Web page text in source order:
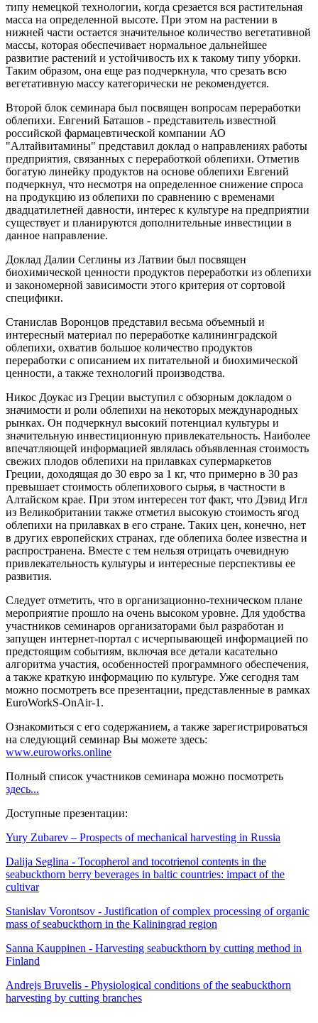
типу немецкой технологии, когда срезается вся растительная
масса на определенной высоте. При этом на растении в
нижней части остается значительное количество вегетативной
массы, которая обеспечивает нормальное дальнейшее
развитие растений и устойчивость их к такому типу уборки.
Таким образом, она еще раз подчеркнула, что срезать всю
вегетативную массу категорически не рекомендуется.
Второй блок семинара был посвящен вопросам переработки
облепихи. Евгений Баташов - представитель известной
российской фармацевтической компании АО
"Алтайвитамины" представил доклад о направлениях работы
предприятия, связанных с переработкой облепихи. Отметив
богатую линейку продуктов на основе облепихи Евгений
подчеркнул, что несмотря на определенное снижение спроса
на продукцию из облепихи по сравнению с временами
двадцатилетней давности, интерес к культуре на предприятии
существует и планируются дополнительные инвестиции в
данное направление.
Доклад Далии Сеглины из Латвии был посвящен
биохимической ценности продуктов переработки из облепихи
и закономерной зависимости этого критерия от сортовой
специфики.
Станислав Воронцов представил весьма объемный и
интересный материал по переработке калининградской
облепихи, охватив большое количество продуктов
переработки с описанием их питательной и биохимической
ценности, а также технологий производства.
Никос Доукас из Греции выступил с обзорным докладом о
значимости и роли облепихи на некоторых международных
рынках. Он подчеркнул высокий потенциал культуры и
значительную инвестиционную привлекательность. Наиболее
впечатляющей информацией являлась объявленная стоимость
свежих плодов облепихи на прилавках супермаркетов
Греции, доходящая до 30 евро за 1 кг, что примерно в 30 раз
превышает стоимость облепихового сырья, в частности в
Алтайском крае. При этом интересен тот факт, что Дэвид Игл
из Великобритании также отметил высокую стоимость ягод
облепихи на прилавках в его стране. Таких цен, конечно, нет
в других европейских странах, где облепиха более известна и
распространена. Вместе с тем нельзя отрицать очевидную
привлекательность культуры и интересные перспективы ее
развития.
Следует отметить, что в организационно-техническом плане
мероприятие прошло на очень высоком уровне. Для удобства
участников семинаров организаторами был разработан и
запущен интернет-портал с исчерпывающей информацией по
предстоящим событиям, включая все детали касательно
алгоритма участия, особенностей программного обеспечения,
а также краткую информацию по культуре. Уже сегодня там
можно посмотреть все презентации, представленные в рамках
EuroWorkS-OnAir-1.
Ознакомиться с его содержанием, а также зарегистрироваться
на следующий семинар Вы можете здесь:
www.euroworks.online
Полный список участников семинара можно посмотреть
здесь...
Доступные презентации:
Yury Zubarev – Prospects of mechanical harvesting in Russia
Dalija Seglina - Tocopherol and tocotrienol contents in the
seabuckthorn berry beverages in baltic countries: impact of the
cultivar
Stanislav Vorontsov - Justification of complex processing of organic
mass of seabuckthorn in the Kaliningrad region
Sanna Kauppinen - Harvesting seabuckthorn by cutting method in
Finland
Andrejs Bruvelis - Physiological conditions of the seabuckthorn
harvesting by cutting branches